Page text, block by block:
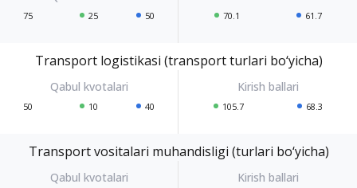
75 25 50 70.1 61.7
Transport logistikasi (transport turlari bo‘yicha)
50 10 40 105.7 68.3
Transport vositalari muhandisligi (turlari bo‘yicha)